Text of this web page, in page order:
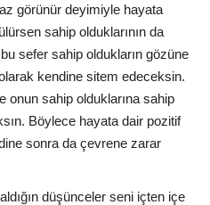
görünür deyimiyle hayata
sahip olduklarının da
sefer sahip oldukların gözüne
kendine sitem edeceksin.
onun sahip olduklarına sahip
Böylece hayata dair pozitif
sonra da çevrene zarar
düşünceler seni içten içe